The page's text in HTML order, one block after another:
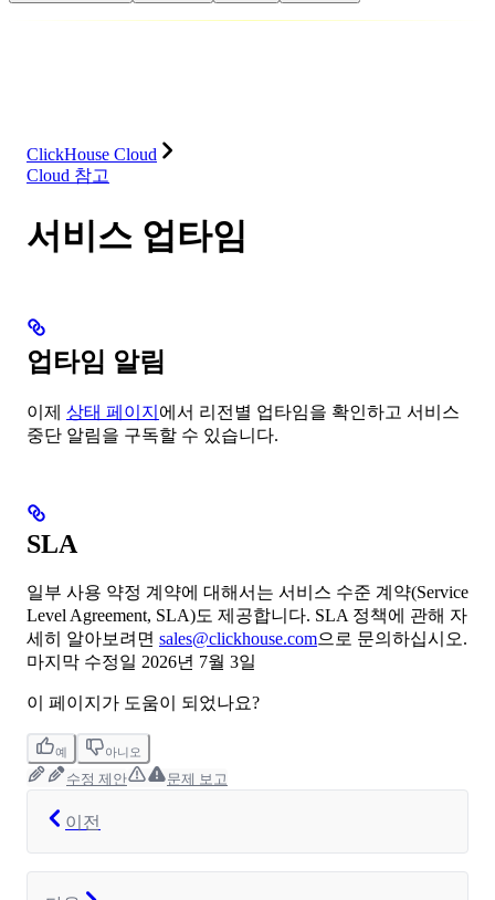
ClickHouse Cloud
Cloud 참고
서비스 업타임
업타임 알림
이제 상태 페이지 에서 리전별 업타임을 확인하고 서비스
중단 알림을 구독할 수 있습니다.
SLA
일부 사용 약정 계약에 대해서는 서비스 수준 계약(Service
Level Agreement, SLA)도 제공합니다. SLA 정책에 관해 자
세히 알아보려면 sales@clickhouse.com으로 문의하십시오.
마지막 수정일 2026년 7월 3일
이 페이지가 도움이 되었나요?
예 아니오
수정 제안 문제 보고
이전